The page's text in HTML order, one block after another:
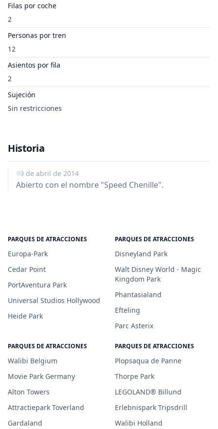
Filas por coche
2
Personas por tren
12
Asientos por fila
2
Sujeción
Sin restricciones
Historia
19 de abril de 2014
Abierto con el nombre "Speed Chenille".
PARQUES DE ATRACCIONES
Europa-Park
Cedar Point
PortAventura Park
Universal Studios Hollywood
Heide Park
PARQUES DE ATRACCIONES
Disneyland Park
Walt Disney World - Magic
Kingdom Park
Phantasialand
Efteling
Parc Asterix
PARQUES DE ATRACCIONES
Walibi Belgium
Movie Park Germany
Alton Towers
Attractiepark Toverland
Gardaland
PARQUES DE ATRACCIONES
Plopsaqua de Panne
Thorpe Park
LEGOLAND® Billund
Erlebnispark Tripsdrill
Walibi Holland